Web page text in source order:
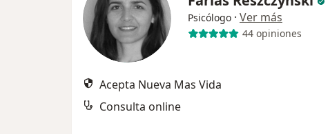
Psicólogo · Ver más
44 opiniones
Acepta Nueva Mas Vida
Consulta online